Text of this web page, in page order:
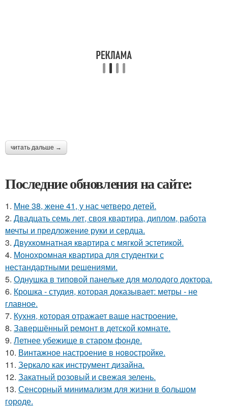
читать дальше →
Последние обновления на сайте:
1. Мне 38, жене 41, у нас четверо детей.
2. Двадцать семь лет, своя квартира, диплом, работа
мечты и предложение руки и сердца.
3. Двухкомнатная квартира с мягкой эстетикой.
4. Монохромная квартира для студентки с
нестандартными решениями.
5. Однушка в типовой панельке для молодого доктора.
6. Крошка - студия, которая доказывает: метры - не
главное.
7. Кухня, которая отражает ваше настроение.
8. Завершённый ремонт в детской комнате.
9. Летнее убежище в старом фонде.
10. Винтажное настроение в новостройке.
11. Зеркало как инструмент дизайна.
12. Закатный розовый и свежая зелень.
13. Сенсорный минимализм для жизни в большом
городе.